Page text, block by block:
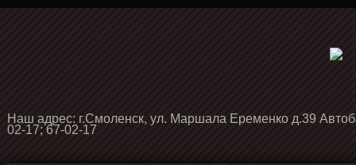
Наш адрес: г.Смоленск, ул. Маршала Еременко д.39
02-17; 67-02-17